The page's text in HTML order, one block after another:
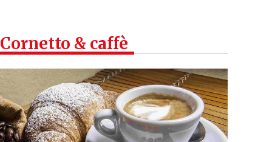
Cornetto & caffè